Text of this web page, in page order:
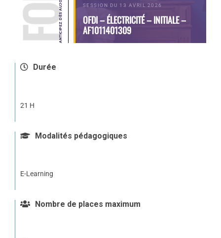
SESSION DU 13 AVRIL 2026
OFDI – ÉLECTRICITÉ – INITIALE –
AF1011401309
Durée
21 H
Modalités pédagogiques
E-Learning
Nombre de places maximum